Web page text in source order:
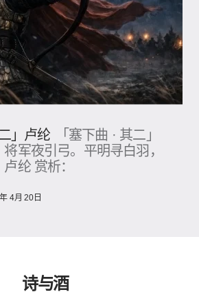
」卢纶
「塞下曲 · 其二」
军夜引弓。平明寻白羽，
纶 赏析：
4月 20日
诗与酒